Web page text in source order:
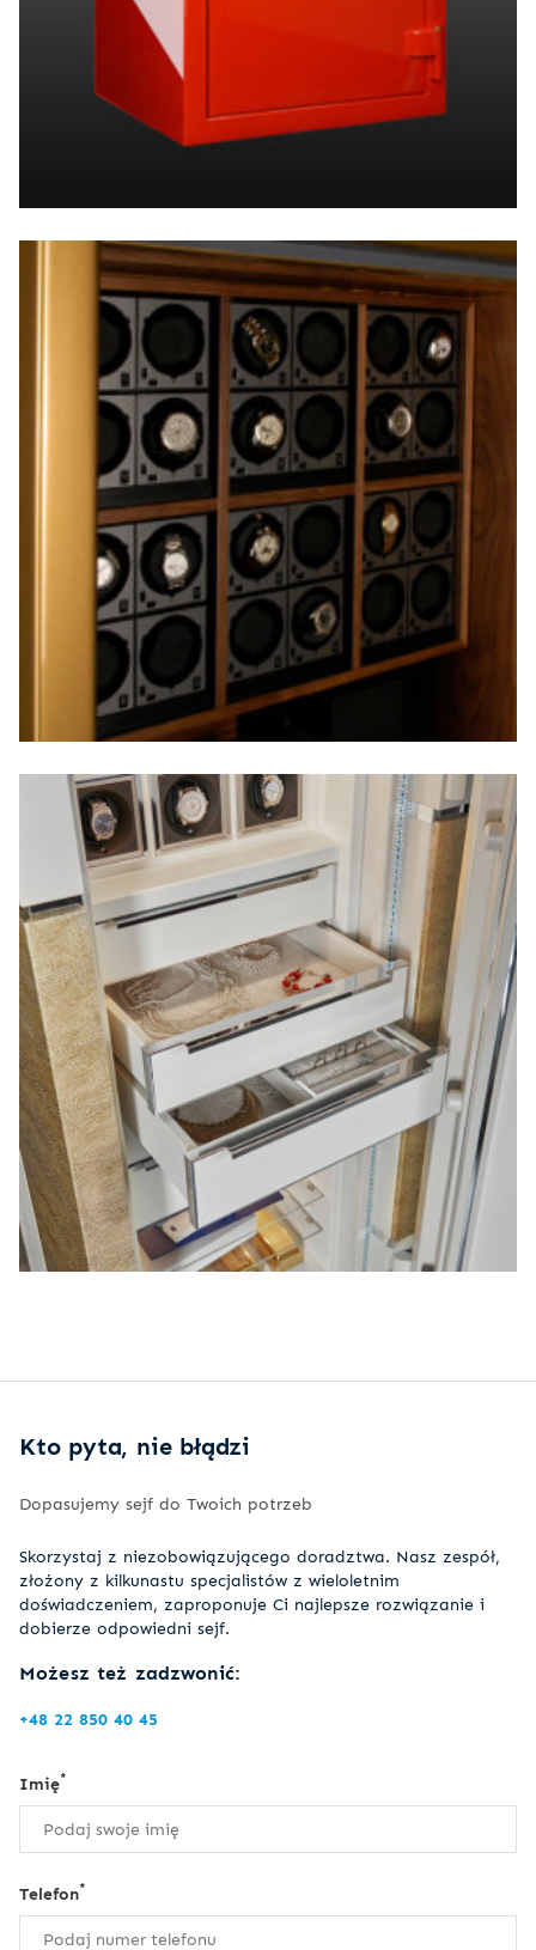
Kto pyta, nie błądzi
Dopasujemy sejf do Twoich potrzeb
Skorzystaj z niezobowiązującego doradztwa. Nasz zespół,
złożony z kilkunastu specjalistów z wieloletnim
doświadczeniem, zaproponuje Ci najlepsze rozwiązanie i
dobierze odpowiedni sejf.
Możesz też zadzwonić:
+48 22 850 40 45
Imię*
Telefon*